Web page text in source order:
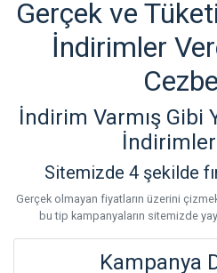
Gerçek ve
İndirimler
İndirim Varmış Gibi
Sitemizde 4 şekilde
Gerçek olmayan fiyatların üzerini
bu tip kampanyaların sitemizde
Kampanya